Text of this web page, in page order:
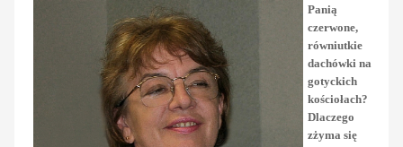
Panią
czerwone,
równiutkie
dachówki na
gotyckich
kościołach?
Dlaczego
zżyma się